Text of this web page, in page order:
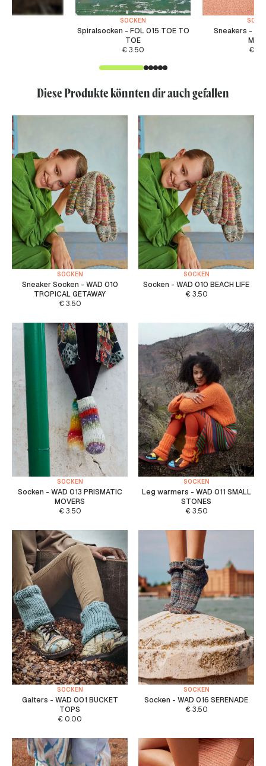
SOCKEN
Spiralsocken - FOL 015 TOE TO
TOE
€3.50
Sneakers -
€
Diese Produkte könnten dir auch gefallen
SOCKEN
Sneaker Socken - WAD 010
TROPICAL GETAWAY
€3.50
SOCKEN
Socken - WAD 010 BEACH LIFE
€3.50
SOCKEN
Socken - WAD 013 PRISMATIC
MOVERS
€3.50
SOCKEN
Leg warmers - WAD 011 SMALL
STONES
€3.50
SOCKEN
Gaiters - WAD 001 BUCKET
TOPS
€ 0.00
SOCKEN
Socken - WAD 016 SERENADE
€3.50